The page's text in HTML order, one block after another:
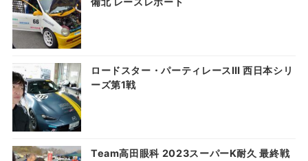
ロードスター・パーティレースⅢ 西日本シリ
ーズ第1戦
Team高田眼科 2023スーパーK耐久 最終戦